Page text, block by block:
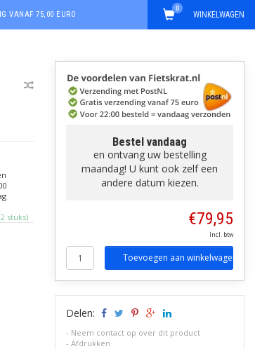
VANAF 75,00 EURO WINKELWAGEN
0
stuks)
Bestel vandaag
en ontvang uw bestelling
maandag! U kunt ook zelf een
andere datum kiezen.
€79,95
Incl. btw
Toevoegen aan winkelwagen
Delen:
- Neem contact op over dit product
-Afdrukken